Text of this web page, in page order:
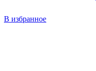
В избранное